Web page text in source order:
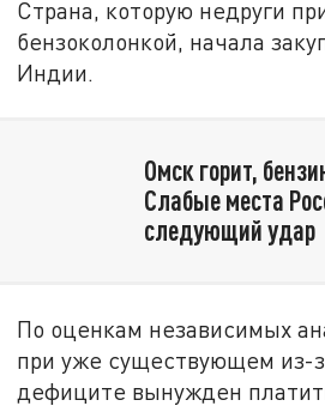
Страна, которую недруги
бензоколонкой, начала
Индии.
Омск горит,
Слабые места
следующий удар
По оценкам независимых
при уже существующем из-
дефиците вынужден